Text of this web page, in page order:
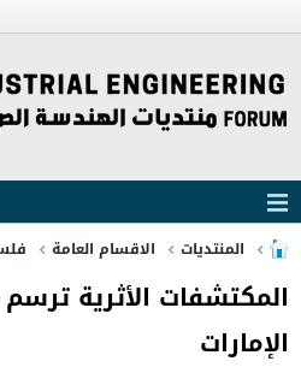
المنتديات الاقسام العامة
المكتشفات الأثرية ترسم
الإمارات